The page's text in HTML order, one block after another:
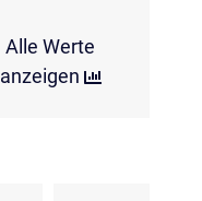
Alle Werte
anzeigen